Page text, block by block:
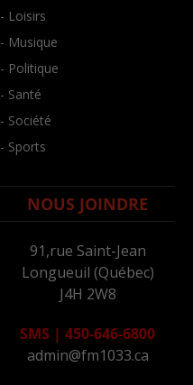
- Loisirs
- Musique
- Politique
- Santé
- Société
- Sports
NOUS JOINDRE
91,rue Saint-Jean
Longueuil (Québec)
J4H 2W8
SMS | 450-646-6800
admin@fm1033.ca